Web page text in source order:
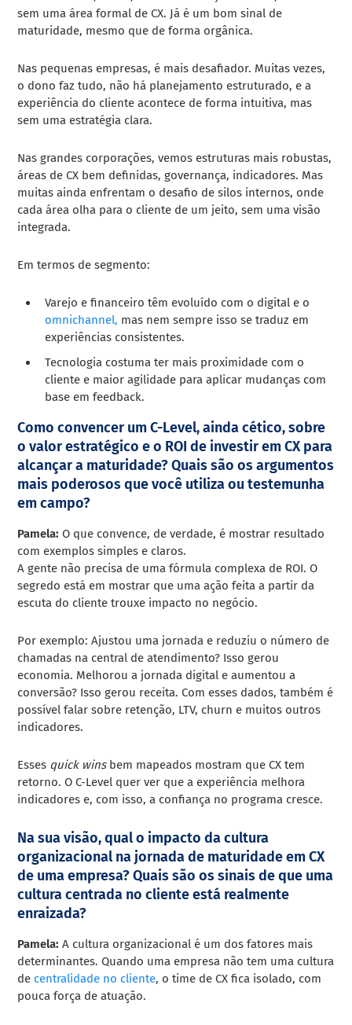
sem uma área formal de CX. Já é um bom sinal de
maturidade, mesmo que de forma orgânica.
Nas pequenas empresas, é mais desafiador. Muitas vezes,
o dono faz tudo, não há planejamento estruturado, e a
experiência do cliente acontece de forma intuitiva, mas
sem uma estratégia clara.
Nas grandes corporações, vemos estruturas mais robustas,
áreas de CX bem definidas, governança, indicadores. Mas
muitas ainda enfrentam o desafio de silos internos, onde
cada área olha para o cliente de um jeito, sem uma visão
integrada.
Em termos de segmento:
Varejo e financeiro têm evoluído com o digital e o
omnichannel, mas nem sempre isso se traduz em
experiências consistentes.
Tecnologia costuma ter mais proximidade com o
cliente e maior agilidade para aplicar mudanças com
base em feedback.
Como convencer um C-Level, ainda cético, sobre
o valor estratégico e o ROI de investir em CX para
alcançar a maturidade? Quais são os argumentos
mais poderosos que você utiliza ou testemunha
em campo?
Pamela:O que convence, de verdade, é mostrar resultado
com exemplos simples e claros.
A gente não precisa de uma fórmula complexa de ROI. O
segredo está em mostrar que uma ação feita a partir da
escuta do cliente trouxe impacto no negócio.
Por exemplo: Ajustou uma jornada e reduziu o número de
chamadas na central de atendimento? Isso gerou
economia. Melhorou a jornada digital e aumentou a
conversão? Isso gerou receita. Com esses dados, também é
possível falar sobre retenção, LTV, churn e muitos outros
indicadores.
Esses quick winsbem mapeados mostram que CX tem
retorno. O C-Level quer ver que a experiência melhora
indicadores e, com isso, a confiança no programa cresce.
Na sua visão, qual o impacto da cultura
organizacional na jornada de maturidade em CX
de uma empresa? Quais são os sinais de que uma
cultura centrada no cliente está realmente
enraizada?
Pamela:A cultura organizacional é um dos fatores mais
determinantes. Quando uma empresa não tem uma cultura
de centralidade no cliente, o time de CX fica isolado, com
pouca força de atuação.